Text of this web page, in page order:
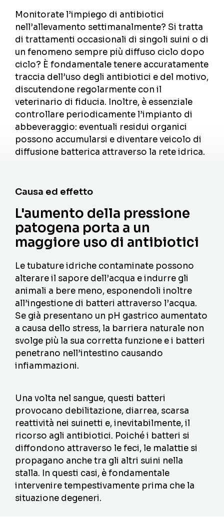
Monitorate l’impiego di antibiotici
nell’allevamento settimanalmente? Si tratta
di trattamenti occasionali di singoli suini o di
un fenomeno sempre più diffuso ciclo dopo
ciclo? È fondamentale tenere accuratamente
traccia dell’uso degli antibiotici e del motivo,
discutendone regolarmente con il
veterinario di fiducia. Inoltre, è essenziale
controllare periodicamente l’impianto di
abbeveraggio: eventuali residui organici
possono accumularsi e diventare veicolo di
diffusione batterica attraverso la rete idrica.
Causa ed effetto
L'aumento della pressione
patogena porta a un
maggiore uso di antibiotici
Le tubature idriche contaminate possono
alterare il sapore dell’acqua e indurre gli
animali a bere meno, esponendoli inoltre
all’ingestione di batteri attraverso l’acqua.
Se già presentano un pH gastrico aumentato
a causa dello stress, la barriera naturale non
svolge più la sua corretta funzione e i batteri
penetrano nell’intestino causando
infiammazioni.
Una volta nel sangue, questi batteri
provocano debilitazione, diarrea, scarsa
reattività nei suinetti e, inevitabilmente, il
ricorso agli antibiotici. Poiché i batteri si
diffondono attraverso le feci, le malattie si
propagano anche tra gli altri suini nella
stalla. In questi casi, è fondamentale
intervenire tempestivamente prima che la
situazione degeneri.